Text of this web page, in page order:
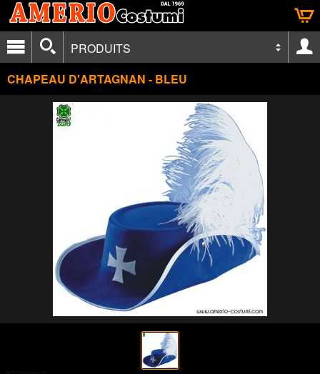
PRODUITS
CHAPEAU D'ARTAGNAN - BLEU